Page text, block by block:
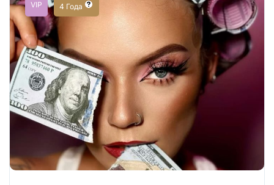
VIP 4 Года